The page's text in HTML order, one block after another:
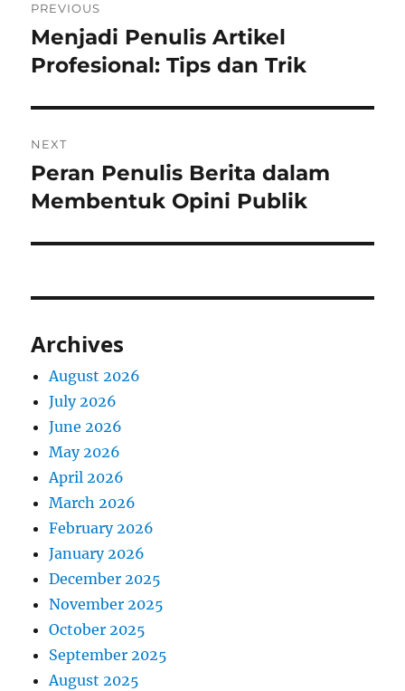
navigation
PREVIOUS
Previous
post:
Menjadi Penulis Artikel
Profesional: Tips dan Trik
NEXT
Next
post:
Peran Penulis Berita dalam
Membentuk Opini Publik
Archives
August 2026
July 2026
June 2026
May 2026
April 2026
March 2026
February 2026
January 2026
December 2025
November 2025
October 2025
September 2025
August 2025